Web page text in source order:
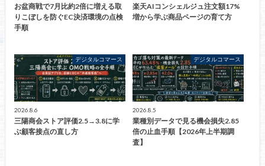
お盆商戦で7月比約2倍に増える取
りこぼしを防ぐEC決済環境の点検
手順
楽天AIコンシェルジュ注文額17%
増から学ぶ商品ページの育て方
デジタルコマース
2026.8.6
三陽商会ストア評価2.5→3.8に学
ぶ顧客接点の直し方
デジタルコマース
2026.8.5
業種別データで見る機会損失2.85
倍の止血手順【2026年上半期調
査】